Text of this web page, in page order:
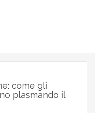
come gli
plasmando il